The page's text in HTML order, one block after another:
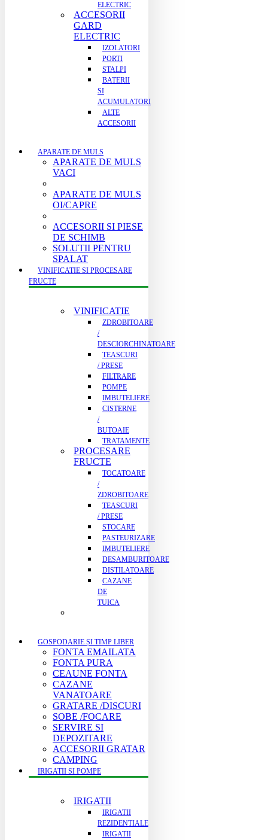
ELECTRIC
ACCESORII
GARD
ELECTRIC
IZOLATORI
PORTI
STALPI
BATERII
SI
ACUMULATORI
ALTE
ACCESORII
APARATE DE MULS
APARATE DE MULS
VACI
APARATE DE MULS
OI/CAPRE
ACCESORII SI PIESE
DE SCHIMB
SOLUTII PENTRU
SPALAT
VINIFICATIE SI PROCESARE
FRUCTE
VINIFICATIE
ZDROBITOARE
/
DESCIORCHINATOARE
TEASCURI
/ PRESE
FILTRARE
POMPE
IMBUTELIERE
CISTERNE
/
BUTOAIE
TRATAMENTE
PROCESARE
FRUCTE
TOCATOARE
/
ZDROBITOARE
TEASCURI
/ PRESE
STOCARE
PASTEURIZARE
IMBUTELIERE
DESAMBURITOARE
DISTILATOARE
CAZANE
DE
TUICA
GOSPODARIE ȘI TIMP LIBER
FONTA EMAILATA
FONTA PURA
CEAUNE FONTA
CAZANE
VANATOARE
GRATARE /DISCURI
SOBE /FOCARE
SERVIRE SI
DEPOZITARE
ACCESORII GRATAR
CAMPING
IRIGATII SI POMPE
IRIGATII
IRIGATII
REZIDENTIALE
IRIGATII